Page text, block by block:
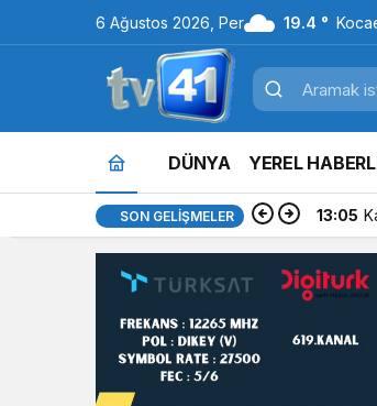
6 Ağustos 2026, Per 19.4 °
DÜNYA YEREL
SON GELIŞMELER 13:05